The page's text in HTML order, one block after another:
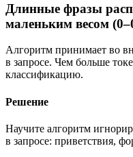
Длинные фразы
маленьким весом
Алгоритм принимает во
в запросе. Чем больше
классификацию.
Решение
Научите алгоритм
в запросе: приветствия,